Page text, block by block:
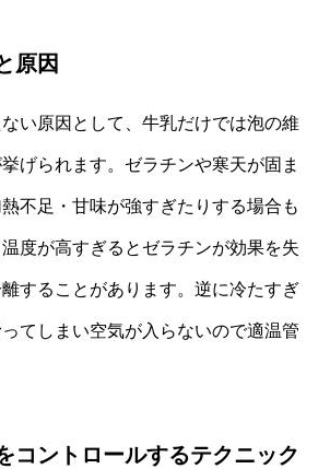
原因
い原因として、牛乳だけでは泡の維
げられます。ゼラチンや寒天が固ま
不足・甘味が強すぎたりする場合も
度が高すぎるとゼラチンが効果を失
することがあります。逆に冷たすぎ
てしまい空気が入らないので適温管
コントロールするテクニック